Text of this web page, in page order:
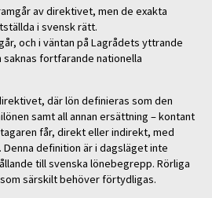
av direktivet, men de exakta
i svensk rätt.
och i väntan på Lagrådets yttrande
fortfarande nationella
där lön definieras som den
samt all annan ersättning – kontant
får, direkt eller indirekt, med
Denna definition är i dagsläget inte
till svenska lönebegrepp. Rörliga
särskilt behöver förtydligas.